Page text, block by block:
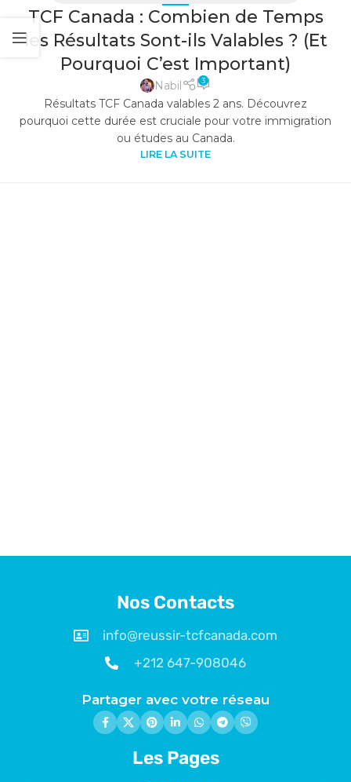
TCF Canada : Combien de Temps
les Résultats Sont-ils Valables ? (Et
Pourquoi C’est Important)
Nabil 3
Résultats TCF Canada valables 2 ans. Découvrez
pourquoi cette durée est cruciale pour votre immigration
ou études au Canada.
LIRE LA SUITE
Nos Contacts
info@reussir-tcfcanada.com
+212 647-908046
Partager avec votre réseau
Les Pages